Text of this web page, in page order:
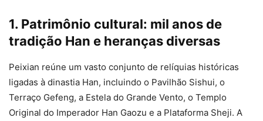
1. Patrimônio cultural: mil anos de
tradição Han e heranças diversas
Peixian reúne um vasto conjunto de relíquias históricas
ligadas à dinastia Han, incluindo o Pavilhão Sishui, o
Terraço Gefeng, a Estela do Grande Vento, o Templo
Original do Imperador Han Gaozu e a Plataforma Sheji. A